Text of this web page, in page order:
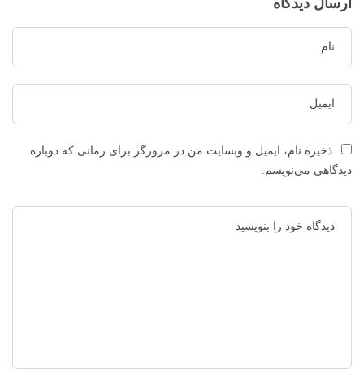
ارسال دیدگاه
ذخیره نام، ایمیل و وبسایت من در مرورگر برای زمانی که دوباره
دیدگاهی می‌نویسم.